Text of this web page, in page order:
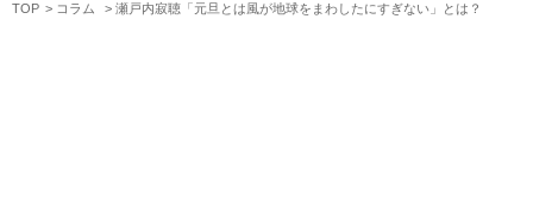
TOP コラム 瀬戸内寂聴「元旦とは風が地球をまわしたにすぎない」とは？